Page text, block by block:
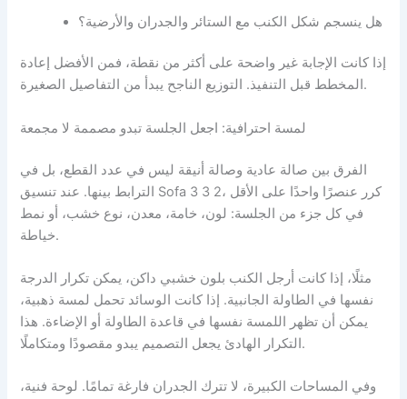
هل ينسجم شكل الكنب مع الستائر والجدران والأرضية؟
إذا كانت الإجابة غير واضحة على أكثر من نقطة، فمن الأفضل إعادة
المخطط قبل التنفيذ. التوزيع الناجح يبدأ من التفاصيل الصغيرة.
لمسة احترافية: اجعل الجلسة تبدو مصممة لا مجمعة
الفرق بين صالة عادية وصالة أنيقة ليس في عدد القطع، بل في
الترابط بينها. عند تنسيق Sofa 3 3 2، كرر عنصرًا واحدًا على الأقل
في كل جزء من الجلسة: لون، خامة، معدن، نوع خشب، أو نمط
خياطة.
مثلًا، إذا كانت أرجل الكنب بلون خشبي داكن، يمكن تكرار الدرجة
نفسها في الطاولة الجانبية. إذا كانت الوسائد تحمل لمسة ذهبية،
يمكن أن تظهر اللمسة نفسها في قاعدة الطاولة أو الإضاءة. هذا
التكرار الهادئ يجعل التصميم يبدو مقصودًا ومتكاملًا.
وفي المساحات الكبيرة، لا تترك الجدران فارغة تمامًا. لوحة فنية،